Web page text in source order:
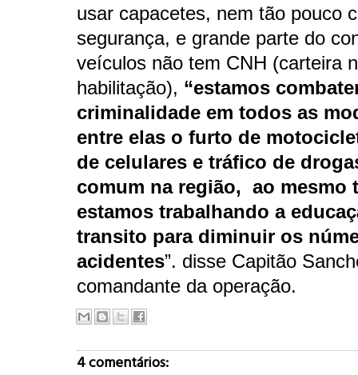
usar capacetes, nem tão pouco
segurança, e grande parte do
veículos não tem CNH (carteira
habilitação), “estamos
criminalidade em todos as
entre elas o furto de
de celulares e tráfico de
comum na região, ao mesmo
estamos trabalhando a
transito para diminuir os
acidentes”. disse Capitão
comandante da operação.
4 comentários: